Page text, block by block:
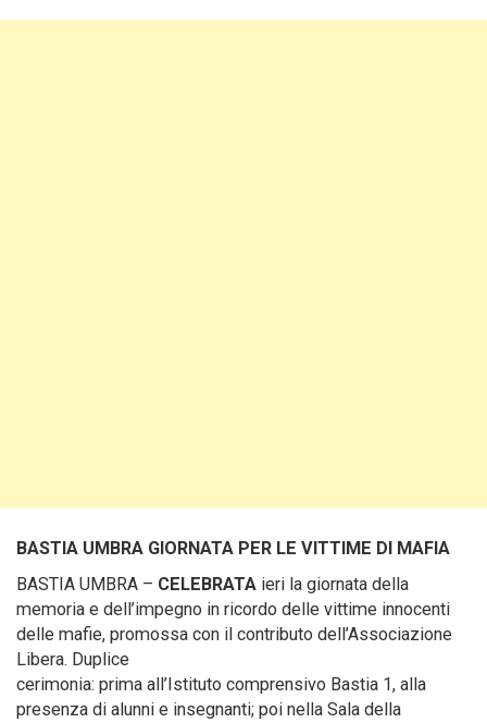
BASTIA UMBRA GIORNATA PER LE VITTIME DI MAFIA
BASTIA UMBRA – CELEBRATA ieri la giornata della
memoria e dell’impegno in ricordo delle vittime innocenti
delle mafie, promossa con il contributo dell’Associazione
Libera. Duplice
cerimonia: prima all’Istituto comprensivo Bastia 1, alla
presenza di alunni e insegnanti; poi nella Sala della